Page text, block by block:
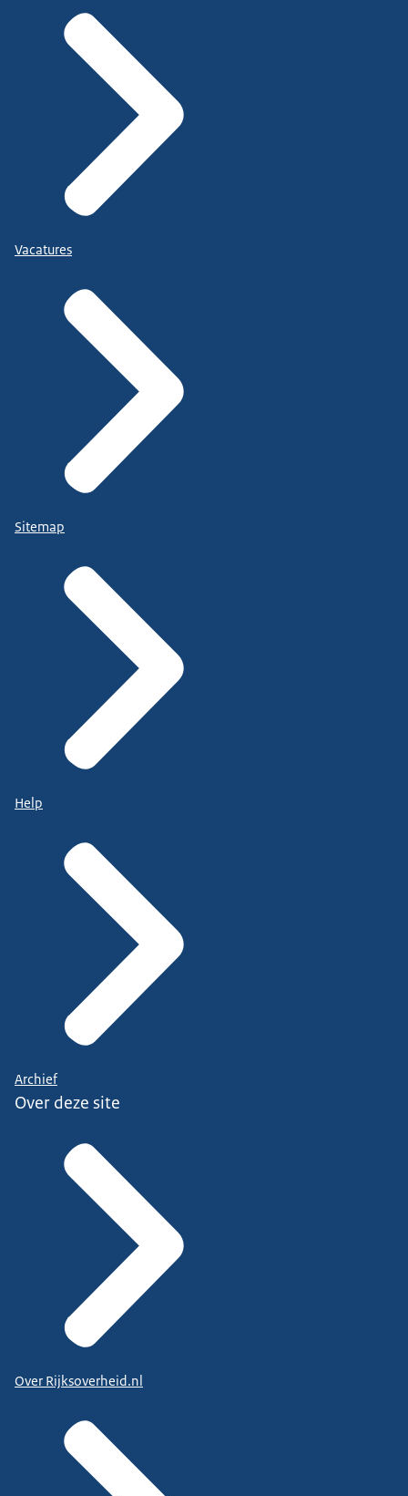
Vacatures
Sitemap
Help
Archief
Over deze site
Over Rijksoverheid.nl